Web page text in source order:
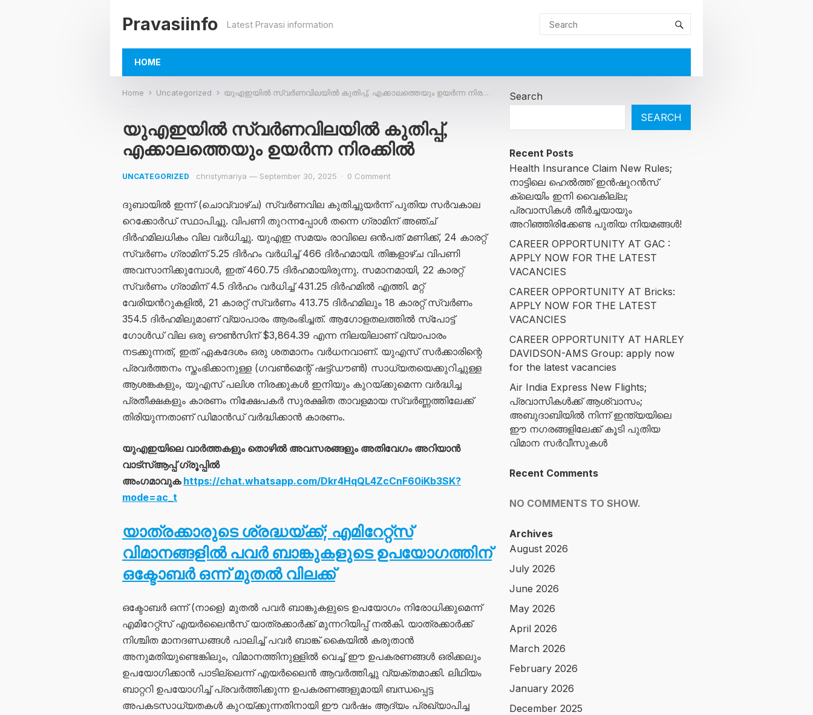
Pravasiinfo Latest Pravasi information
HOME
Home Uncategorized യുഎഇയില്‍ സ്വർണവിലയില്‍ കുതിപ്പ്, എക്കാലത്തെയും ഉയർന്ന നിരക്കിൽ
യുഎഇയില്‍ സ്വർണവിലയില്‍ കുതിപ്പ്,
എക്കാലത്തെയും ഉയർന്ന നിരക്കിൽ
UNCATEGORIZED christymariya — September 30, 2025 · 0 Comment
ദുബായിൽ ഇന്ന് (ചൊവ്വാഴ്ച) സ്വർണവില കുതിച്ചുയർന്ന് പുതിയ സർവകാല
റെക്കോർഡ് സ്ഥാപിച്ചു. വിപണി തുറന്നപ്പോൾ തന്നെ ഗ്രാമിന് അഞ്ച്
ദിർഹമിലധികം വില വർധിച്ചു. യുഎഇ സമയം രാവിലെ ഒന്‍പത് മണിക്ക്, 24 കാരറ്റ്
സ്വർണം ഗ്രാമിന് 5.25 ദിർഹം വർധിച്ച് 466 ദിർഹമായി. തിങ്കളാഴ്ച വിപണി
അവസാനിക്കുമ്പോൾ, ഇത് 460.75 ദിർഹമായിരുന്നു. സമാനമായി, 22 കാരറ്റ്
സ്വർണം ഗ്രാമിന് 4.5 ദിർഹം വർധിച്ച് 431.25 ദിർഹമിൽ എത്തി. മറ്റ്
വേരിയന്‍റുകളിൽ, 21 കാരറ്റ് സ്വർണം 413.75 ദിർഹമിലും 18 കാരറ്റ് സ്വർണം
354.5 ദിർഹമിലുമാണ് വ്യാപാരം ആരംഭിച്ചത്. ആഗോളതലത്തിൽ സ്പോട്ട്
ഗോൾഡ് വില ഒരു ഔൺസിന് $3,864.39 എന്ന നിലയിലാണ് വ്യാപാരം
നടക്കുന്നത്, ഇത് ഏകദേശം ഒരു ശതമാനം വർധനവാണ്. യുഎസ് സർക്കാരിന്റെ
പ്രവർത്തനം സ്തംഭിക്കാനുള്ള (ഗവൺമെന്റ് ഷട്ട്ഡൗൺ) സാധ്യതയെക്കുറിച്ചുള്ള
ആശങ്കകളും, യുഎസ് പലിശ നിരക്കുകൾ ഇനിയും കുറയ്ക്കുമെന്ന വർദ്ധിച്ച
പ്രതീക്ഷകളും കാരണം നിക്ഷേപകർ സുരക്ഷിത താവളമായ സ്വർണ്ണത്തിലേക്ക്
തിരിയുന്നതാണ് ഡിമാൻഡ് വർദ്ധിക്കാൻ കാരണം.
യുഎഇയിലെ വാർത്തകളും തൊഴിൽ അവസരങ്ങളും അതിവേഗം അറിയാൻ
വാട്സ്ആപ്പ് ഗ്രൂപ്പിൽ
അംഗമാവുക https://chat.whatsapp.com/Dkr4HqQL4ZcCnF60iKb3SK?
mode=ac_t
യാത്രക്കാരുടെ ശ്രദ്ധയ്ക്ക്; എമിറേറ്റ്സ്
വിമാനങ്ങളിൽ പവർ ബാങ്കുകളുടെ ഉപയോഗത്തിന്
ഒക്ടോബർ ഒന്ന് മുതൽ വിലക്ക്
ഒക്ടോബർ ഒന്ന് (നാളെ) മുതൽ പവർ ബാങ്കുകളുടെ ഉപയോഗം നിരോധിക്കുമെന്ന്
എമിറേറ്റ്സ് എയർലൈൻസ് യാത്രക്കാർക്ക് മുന്നറിയിപ്പ് നൽകി. യാത്രക്കാർക്ക്
നിശ്ചിത മാനദണ്ഡങ്ങൾ പാലിച്ച് പവർ ബാങ്ക് കൈയിൽ കരുതാൻ
അനുമതിയുണ്ടെങ്കിലും, വിമാനത്തിനുള്ളിൽ വെച്ച് ഈ ഉപകരണങ്ങൾ ഒരിക്കലും
ഉപയോഗിക്കാൻ പാടില്ലെന്ന് എയർലൈൻ ആവർത്തിച്ചു വ്യക്തമാക്കി. ലിഥിയം
ബാറ്ററി ഉപയോഗിച്ച് പ്രവർത്തിക്കുന്ന ഉപകരണങ്ങളുമായി ബന്ധപ്പെട്ട
അപകടസാധ്യതകൾ കുറയ്ക്കുന്നതിനായി ഈ വർഷം ആദ്യം പ്രഖ്യാപിച്ച
Search
SEARCH
Recent Posts
Health Insurance Claim New Rules;
നാട്ടിലെ ഹെൽത്ത് ഇൻഷുറൻസ്
ക്ലെയിം ഇനി വൈകില്ല;
പ്രവാസികൾ തീർച്ചയായും
അറിഞ്ഞിരിക്കേണ്ട പുതിയ നിയമങ്ങൾ!
CAREER OPPORTUNITY AT GAC :
APPLY NOW FOR THE LATEST
VACANCIES
CAREER OPPORTUNITY AT Bricks:
APPLY NOW FOR THE LATEST
VACANCIES
CAREER OPPORTUNITY AT HARLEY
DAVIDSON-AMS Group: apply now
for the latest vacancies
Air India Express New Flights;
പ്രവാസികൾക്ക് ആശ്വാസം;
അബുദാബിയിൽ നിന്ന് ഇന്ത്യയിലെ
ഈ നഗരങ്ങളിലേക്ക് കൂടി പുതിയ
വിമാന സർവീസുകൾ
Recent Comments
NO COMMENTS TO SHOW.
Archives
August 2026
July 2026
June 2026
May 2026
April 2026
March 2026
February 2026
January 2026
December 2025